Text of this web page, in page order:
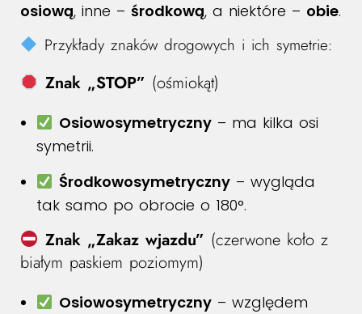
osiową, inne – środkową, a niektóre – obie.
Przykłady znaków drogowych i ich symetrie:
Znak „STOP” (ośmiokąt)
Osiowosymetryczny– ma kilka osi
symetrii.
Środkowosymetryczny– wygląda
tak samo po obrocie o 180°.
Znak „Zakaz wjazdu” (czerwone koło z
białym paskiem poziomym)
Osiowosymetryczny– względem